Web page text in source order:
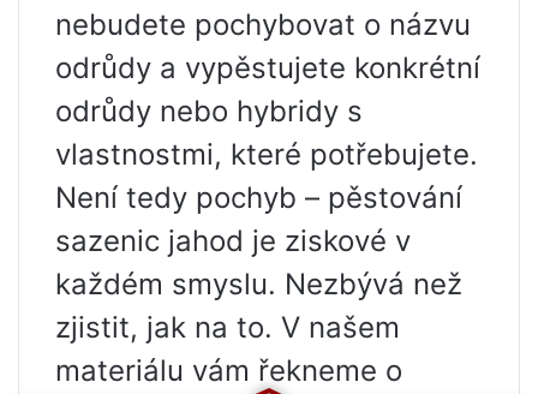
nebudete pochybovat o názvu
odrůdy a vypěstujete konkrétní
odrůdy nebo hybridy s
vlastnostmi, které potřebujete.
Není tedy pochyb – pěstování
sazenic jahod je ziskové v
každém smyslu. Nezbývá než
zjistit, jak na to. V našem
materiálu vám řekneme o